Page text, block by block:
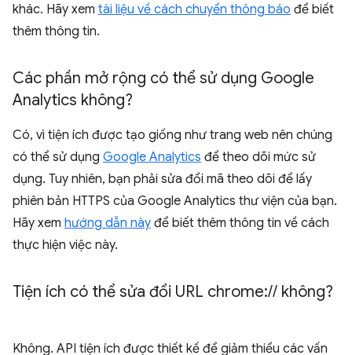
khác. Hãy xem tài liệu về cách chuyển thông báo để biết
thêm thông tin.
Các phần mở rộng có thể sử dụng Google
Analytics không?
Có, vì tiện ích được tạo giống như trang web nên chúng
có thể sử dụng Google Analytics để theo dõi mức sử
dụng. Tuy nhiên, bạn phải sửa đổi mã theo dõi để lấy
phiên bản HTTPS của Google Analytics thư viện của bạn.
Hãy xem hướng dẫn này để biết thêm thông tin về cách
thực hiện việc này.
Tiện ích có thể sửa đổi URL chrome:// không?
Không. API tiện ích được thiết kế để giảm thiểu các vấn